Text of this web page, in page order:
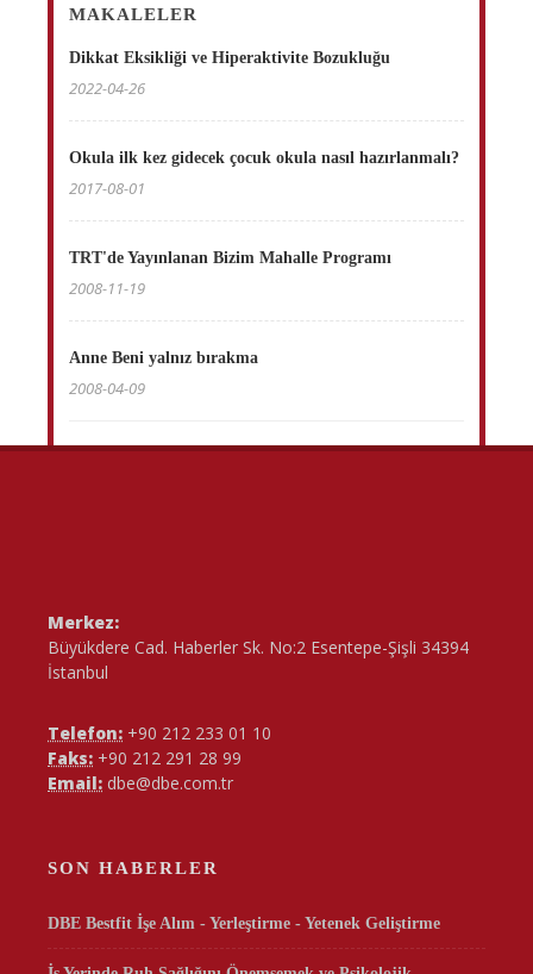
MAKALELER
Dikkat Eksikliği ve Hiperaktivite Bozukluğu
2022-04-26
Okula ilk kez gidecek çocuk okula nasıl hazırlanmalı?
2017-08-01
TRT'de Yayınlanan Bizim Mahalle Programı
2008-11-19
Anne Beni yalnız bırakma
2008-04-09
Merkez:
Büyükdere Cad. Haberler Sk. No:2 Esentepe-Şişli 34394
İstanbul
Telefon: +90 212 233 01 10
Faks: +90 212 291 28 99
Email: dbe@dbe.com.tr
SON HABERLER
DBE Bestfit İşe Alım - Yerleştirme - Yetenek Geliştirme